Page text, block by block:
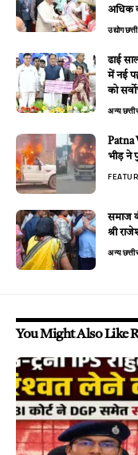
अधिक
उद्योग
ढाई
में नई
को
अन्य
Patna
भीड़ ने
समाज
श्री
अन्य
You Might Also Like